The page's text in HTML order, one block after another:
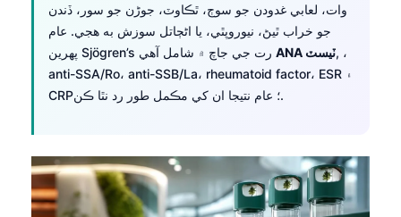
وات، لعابي غدودن جو سوڄ، ٿڪاوٽ، جوڑن جو سور، ڏندن
جو خراب ٿيڻ، نيوروپٿي، يا اڻڄاتل سوزش به هجي. عام
ANA ٽيسٽ, ،
anti-SSA/Ro، anti-SSB/La، rheumatoid factor، ESR ۽
CRP؛ عام نتيجا ان کي مڪمل طور رد نٿا ڪن.